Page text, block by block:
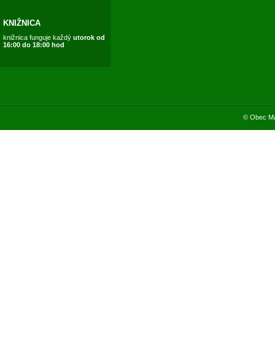
KNIŽNICA
knižnica funguje každý utorok od
16:00 do 18:00 hod
© Obec